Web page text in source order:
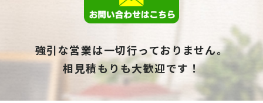
強引な営業は一切行っておりません。
相見積もりも大歓迎です！